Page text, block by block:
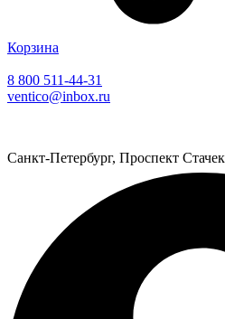
Корзина
8 800 511-44-31
ventico@inbox.ru
Санкт-Петербург, Проспект